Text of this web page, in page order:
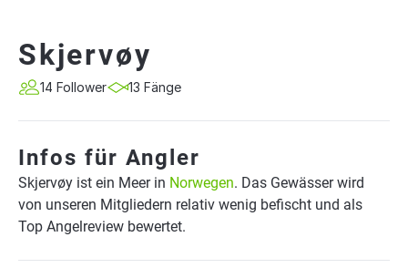
Skjervøy
14 Follower 13 Fänge
Infos für Angler
Skjervøy ist ein Meer in Norwegen. Das Gewässer wird
von unseren Mitgliedern relativ wenig befischt und als
Top Angelreview bewertet.